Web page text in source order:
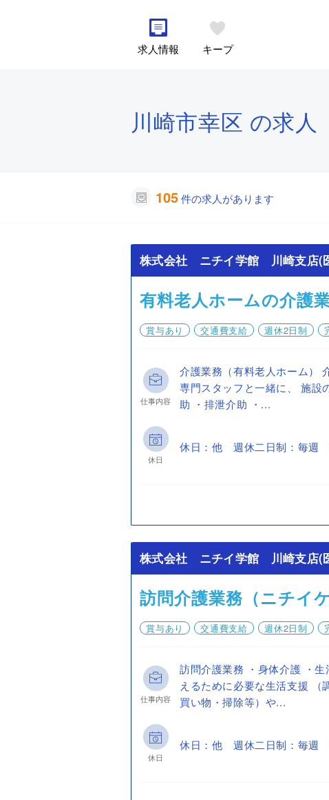
求人情報 キープ
川崎市幸区 の求人
105件の求人があります
株式会社 ニチイ学館 川崎支店(
有料老人ホームの介護
賞与あり 交通費支給 週休2日制
仕事内容
介護業務（有料老人ホーム）
専門スタッフと一緒に、 施設
助 ・排泄介助 ・...
休日
休日：他 週休二日制：毎週
株式会社 ニチイ学館 川崎支店(
訪問介護業務（ニチイ
賞与あり 交通費支給 週休2日制
仕事内容
訪問介護業務 ・身体介護 ・
えるために必要な生活支援 （
買い物・掃除等）や...
休日
休日：他 週休二日制：毎週